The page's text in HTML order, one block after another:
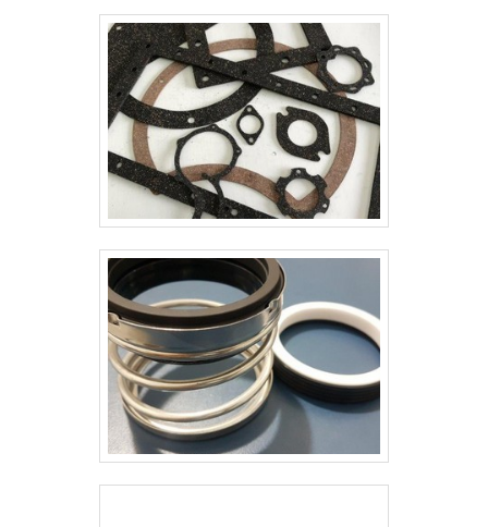
empregada.Parte integrante de
sistemas de controle, a gaxeta para
atuador hidráulico permite o trabalho